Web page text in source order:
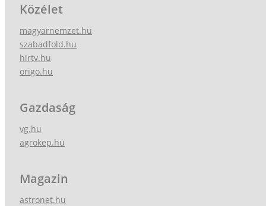
Közélet
magyarnemzet.hu
szabadfold.hu
hirtv.hu
origo.hu
Gazdaság
vg.hu
agrokep.hu
Magazin
astronet.hu